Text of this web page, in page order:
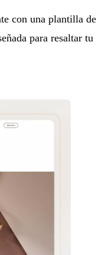
con una plantilla de
para resaltar tu